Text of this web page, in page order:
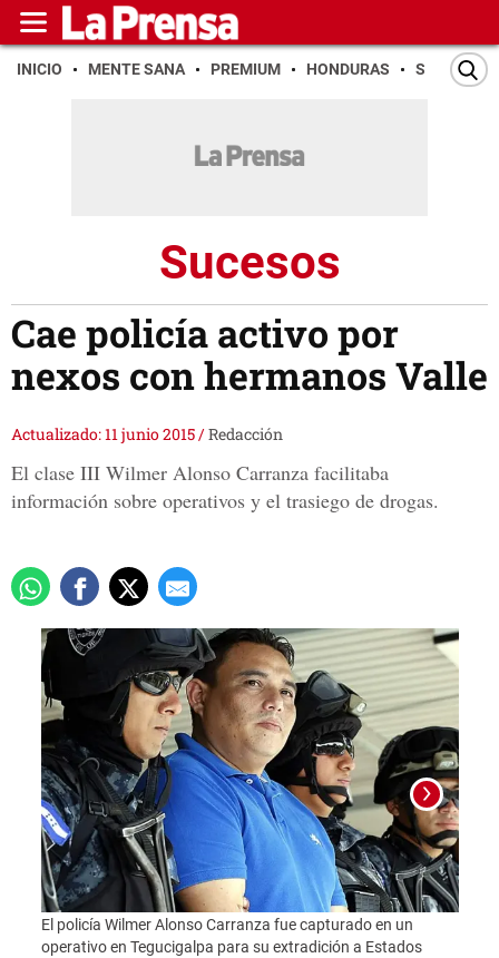
INICIO MENTE SANA PREMIUM HONDURAS SAN PEDRO
Sucesos
Cae policía activo por
nexos con hermanos Valle
Actualizado: 11 junio 2015/Redacción
El clase III Wilmer Alonso Carranza facilitaba
información sobre operativos y el trasiego de drogas.
El policía Wilmer Alonso Carranza fue capturado en un
operativo en Tegucigalpa para su extradición a Estados